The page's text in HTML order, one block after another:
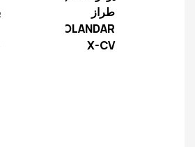
طراز
GEOLANDAR
X-CV